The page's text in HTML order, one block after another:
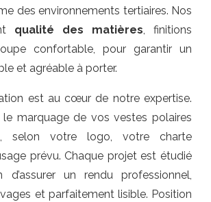
des environnements tertiaires. Nos
qualité des matières, finitions
confortable, pour garantir un
et agréable à porter.
est au cœur de notre expertise.
le marquage de vos vestes polaires
, selon votre logo, votre charte
prévu. Chaque projet est étudié
un rendu professionnel,
et parfaitement lisible. Position